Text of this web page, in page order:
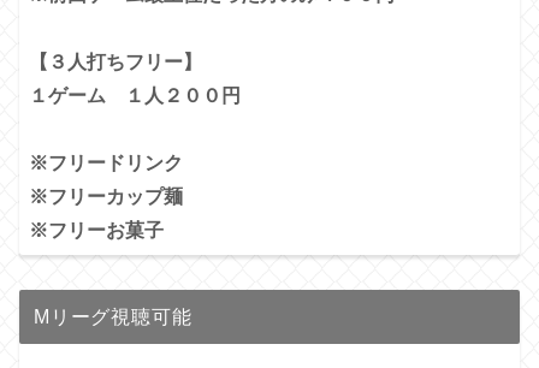
【３人打ちフリー】
１ゲーム １人２００円
※フリードリンク
※フリーカップ麺
※フリーお菓子
Mリーグ視聴可能